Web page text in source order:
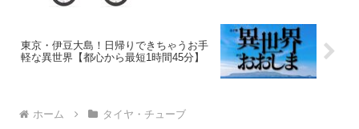
東京・伊豆大島！日帰りできちゃうお手
軽な異世界【都心から最短1時間45分】
ホーム タイヤ・チューブ